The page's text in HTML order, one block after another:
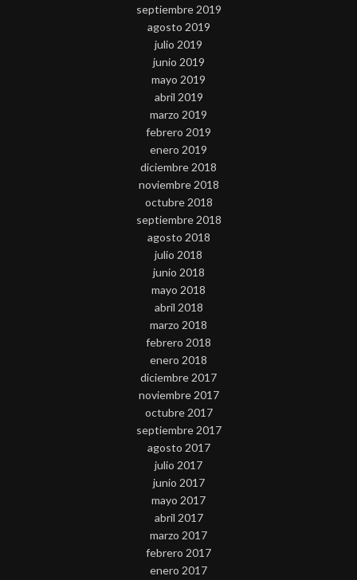
septiembre 2019
agosto 2019
julio 2019
junio 2019
mayo 2019
abril 2019
marzo 2019
febrero 2019
enero 2019
diciembre 2018
noviembre 2018
octubre 2018
septiembre 2018
agosto 2018
julio 2018
junio 2018
mayo 2018
abril 2018
marzo 2018
febrero 2018
enero 2018
diciembre 2017
noviembre 2017
octubre 2017
septiembre 2017
agosto 2017
julio 2017
junio 2017
mayo 2017
abril 2017
marzo 2017
febrero 2017
enero 2017